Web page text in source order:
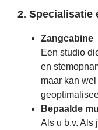
2. Specialisatie
Zangcabine
Een studio
en
maar kan
Bepaalde
Als u b.v. Als